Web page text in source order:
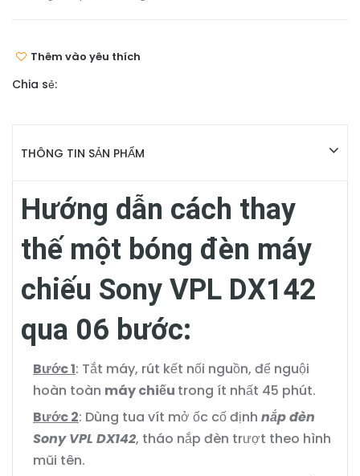
Thêm vào yêu thích
Chia sẻ:
THÔNG TIN SẢN PHẨM
Hướng dẫn cách thay
thế một bóng đèn máy
chiếu Sony VPL DX142
qua 06 bước:
Bước 1: Tắt máy, rút kết nối nguồn, để nguội
hoàn toàn máy chiếu trong ít nhất 45 phút.
Bước 2: Dùng tua vít mở ốc cố định nắp đèn
Sony VPL DX142, tháo nắp đèn trượt theo hình
mũi tên.